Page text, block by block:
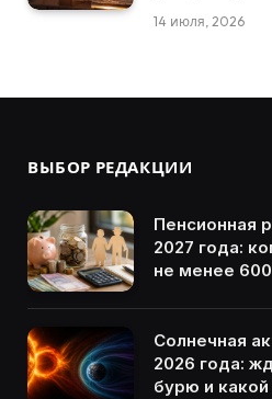
14 июля, 2026
ВЫБОР РЕДАКЦИИ
Пенсионная
2027 года:
не менее
Солнечная
2026 года:
бурю и